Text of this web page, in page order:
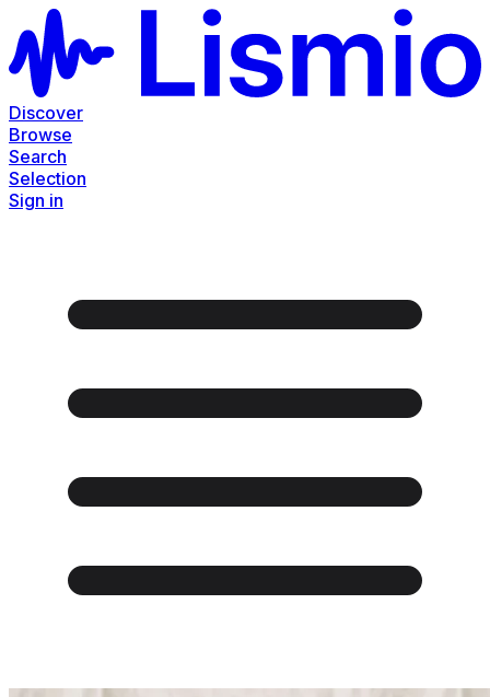
Discover
Browse
Search
Selection
Sign in